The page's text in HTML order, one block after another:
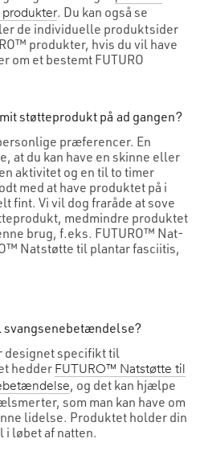
. Du kan også se
de individuelle produktsider
produkter, hvis du vil have
om et bestemt FUTURO
støtteprodukt på ad gangen?
præferencer. En
at du kan have en skinne eller
aktivitet og en til to timer
med at have produktet på i
fint. Vi vil dog fraråde at sove
medmindre produktet
brug, f.eks. FUTURO™ Nat-
Natstøtte til plantar fasciitis,
svangsenebetændelse?
designet specifikt til
hedder FUTURO™ Natstøtte til
, og det kan hjælpe
som man kan have om
lidelse. Produktet holder din
i løbet af natten.